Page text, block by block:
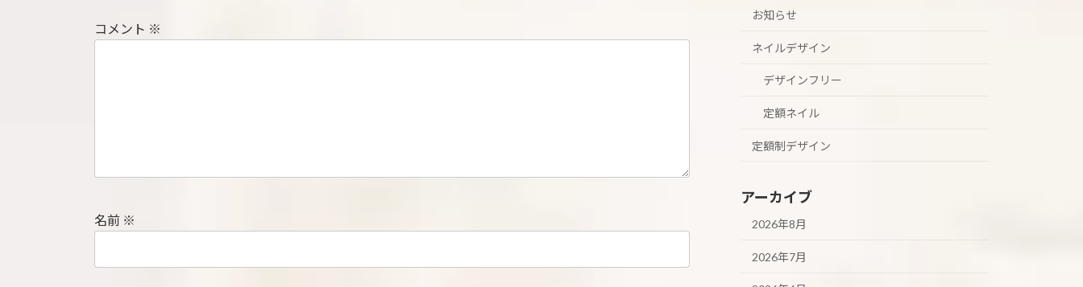
コメント ※
名前 ※
お知らせ
ネイルデザイン
デザインフリー
定額ネイル
定額制デザイン
アーカイブ
2026年8月
2026年7月